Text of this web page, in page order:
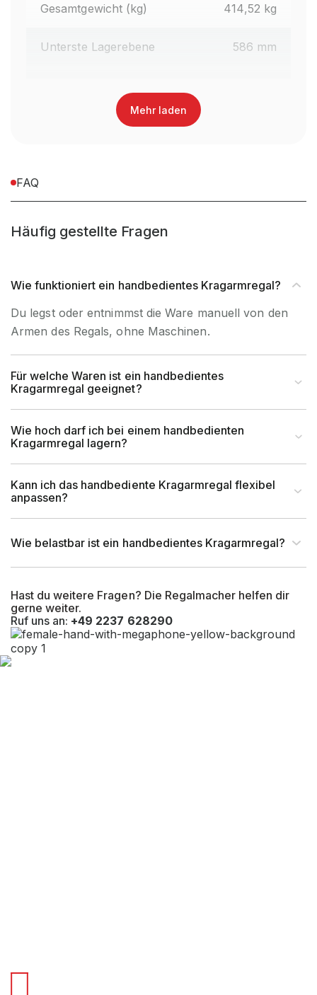
Gesamtgewicht (kg) 414,52 kg
Unterste Lagerebene 586 mm
Oberfläche Kragarme
Regaltyp Kragarmregal Handbedient
Abrollsicherung im Kragarm integriert
Garantiezeit 10 Jahre
Brancheneignung
Holzhandel, Handwerk &
Werkstatt, Industrie &
Fertigung, Auto & Garage
Bedienart
für Handbedienung &
Montageart Schraubbar
Anlieferart Zerlegt
Befestigungsart Bodenbefestigung
Mehr laden
FAQ
Häufig gestellte Fragen
Hast du weitere Fragen? Die Regalmacher helfen dir
gerne weiter.
Ruf uns an: +49 2237 628290
Wie funktioniert ein handbedientes Kragarmregal?
Du legst oder entnimmst die Ware manuell von den
Armen des Regals, ohne Maschinen.
Für welche Waren ist ein handbedientes
Kragarmregal geeignet?
Wie hoch darf ich bei einem handbedienten
Kragarmregal lagern?
Kann ich das handbediente Kragarmregal flexibel
anpassen?
Wie belastbar ist ein handbedientes Kragarmregal?